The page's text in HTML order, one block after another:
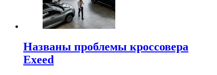
Названы проблемы кроссовера
Exeed